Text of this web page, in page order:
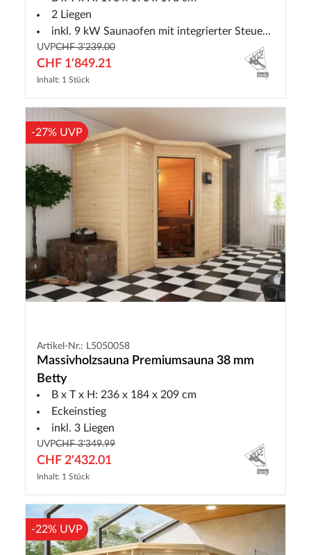
2 Liegen
inkl. 9 kW Saunaofen mit integrierter Steuerung
UVPCHF 3'239.00
CHF 1'849.21
Inhalt: 1 Stück
-27% UVP
Artikel-Nr.: L5050058
Massivholzsauna Premiumsauna 38 mm
Betty
B x T x H: 236 x 184 x 209 cm
Eckeinstieg
inkl. 3 Liegen
UVPCHF 3'349.99
CHF 2'432.01
Inhalt: 1 Stück
-22% UVP